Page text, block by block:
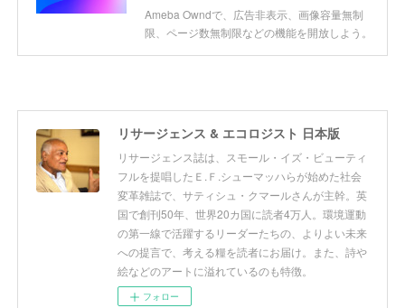
Ameba Owndで、広告非表示、画像容量無制
限、ページ数無制限などの機能を開放しよう。
リサージェンス & エコロジスト 日本版
リサージェンス誌は、スモール・イズ・ビューティ
フルを提唱したＥ.Ｆ.シューマッハらが始めた社会
変革雑誌で、サティシュ・クマールさんが主幹。英
国で創刊50年、世界20カ国に読者4万人。環境運動
の第一線で活躍するリーダーたちの、よりよい未来
への提言で、考える糧を読者にお届け。また、詩や
絵などのアートに溢れているのも特徴。
フォロー